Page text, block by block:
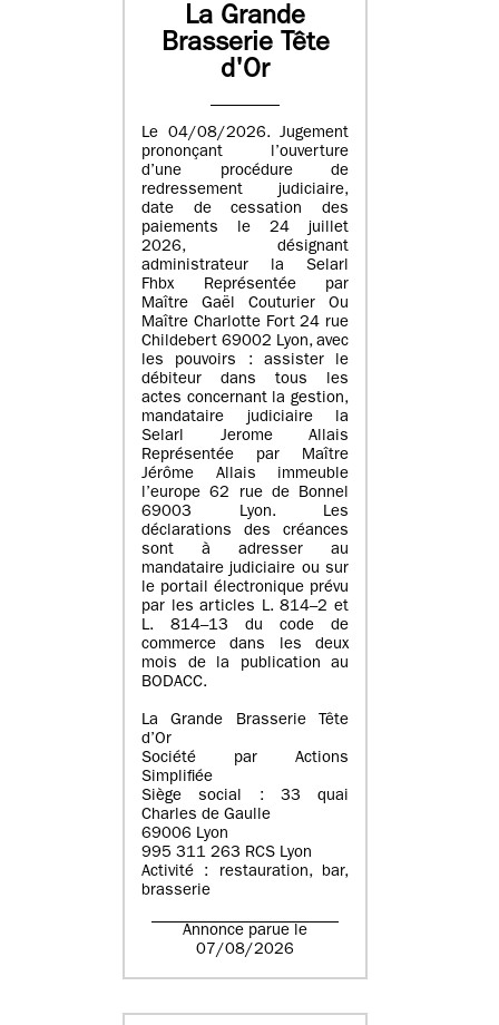
La Grande
Brasserie Tête
d'Or
Le 04/08/2026. Jugement
prononçant l’ouverture
d’une procédure de
redressement judiciaire,
date de cessation des
paiements le 24 juillet
2026, désignant
administrateur la Selarl
Fhbx Représentée par
Maître Gaël Couturier Ou
Maître Charlotte Fort 24 rue
Childebert 69002 Lyon, avec
les pouvoirs : assister le
débiteur dans tous les
actes concernant la gestion,
mandataire judiciaire la
Selarl Jerome Allais
Représentée par Maître
Jérôme Allais immeuble
l’europe 62 rue de Bonnel
69003 Lyon. Les
déclarations des créances
sont à adresser au
mandataire judiciaire ou sur
le portail électronique prévu
par les articles L. 814–2 et
L. 814–13 du code de
commerce dans les deux
mois de la publication au
BODACC.
La Grande Brasserie Tête
d’Or
Société par Actions
Simplifiée
Siège social : 33 quai
Charles de Gaulle
69006 Lyon
995 311 263 RCS Lyon
Activité : restauration, bar,
brasserie
Annonce parue le
07/08/2026